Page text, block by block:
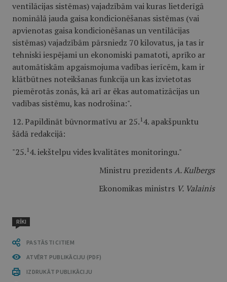
ventilācijas sistēmas) vajadzībām vai kuras lietderīgā
nominālā jauda gaisa kondicionēšanas sistēmas (vai
apvienotas gaisa kondicionēšanas un ventilācijas
sistēmas) vajadzībām pārsniedz 70 kilovatus, ja tas ir
tehniski iespējami un ekonomiski pamatoti, aprīko ar
automātiskām apgaismojuma vadības ierīcēm, kam ir
klātbūtnes noteikšanas funkcija un kas izvietotas
piemērotās zonās, kā arī ar ēkas automatizācijas un
vadības sistēmu, kas nodrošina:".
12. Papildināt būvnormatīvu ar 25. 1 4. apakšpunktu
šādā redakcijā:
"25. 1 4. iekštelpu vides kvalitātes monitoringu."
Ministru prezidentsA. Kulbergs
Ekonomikas ministrs V. Valainis
RĪKI
PASTĀSTI CITIEM
ATVĒRT PUBLIKĀCIJU (PDF)
IZDRUKĀT PUBLIKĀCIJU